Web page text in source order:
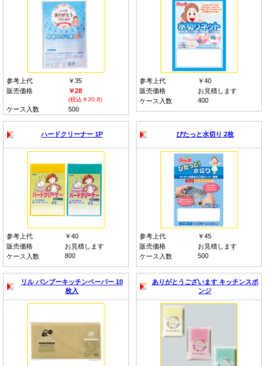
参考上代
￥35
販売価格
￥28
(税込￥30.8)
ケース入数 500
参考上代
￥40
販売価格
お見積します
ケース入数
400
ハードクリーナー 1P
参考上代
￥40
販売価格
お見積します
ケース入数
800
ぴたっと水切り 2枚
参考上代
￥45
販売価格
お見積します
ケース入数
500
リル バンブーキッチンペーパー 10
枚入
ありがとうございます キッチンスポ
ンジ